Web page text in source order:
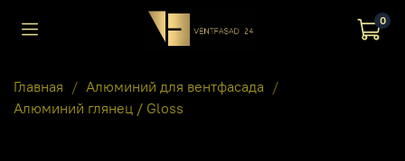
0
Главная
Алюминий для вентфасада
Алюминий глянец / Gloss